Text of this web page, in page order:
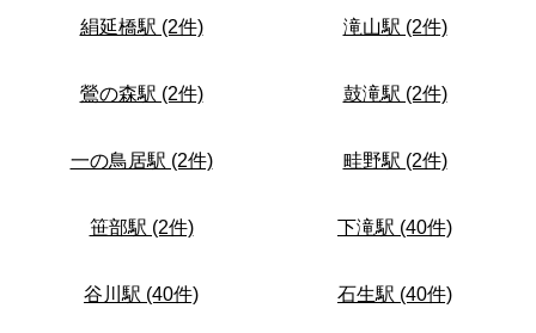
絹延橋駅 (2件) 滝山駅 (2件)
鶯の森駅 (2件) 鼓滝駅 (2件)
一の鳥居駅 (2件) 畦野駅 (2件)
笹部駅 (2件) 下滝駅 (40件)
谷川駅 (40件) 石生駅 (40件)